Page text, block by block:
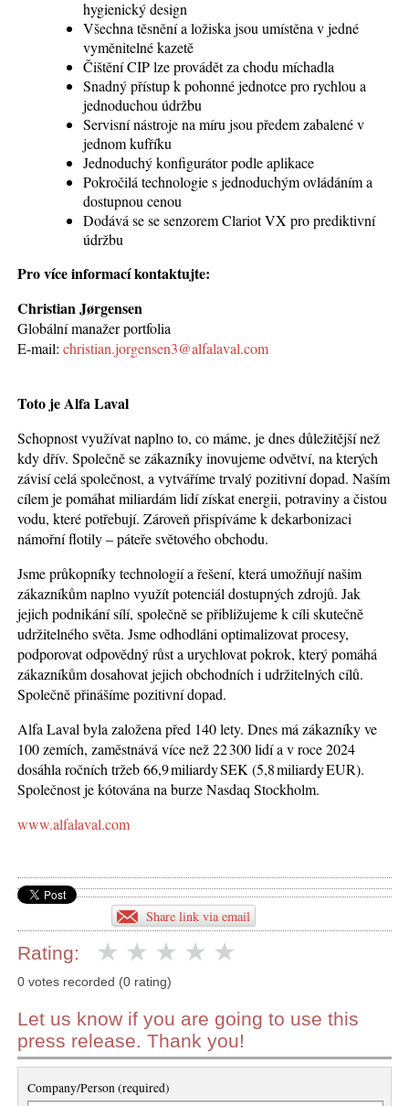
hygienický design
Všechna těsnění a ložiska jsou umístěna v jedné
vyměnitelné kazetě
Čištění CIP lze provádět za chodu míchadla
Snadný přístup k pohonné jednotce pro rychlou a
jednoduchou údržbu
Servisní nástroje na míru jsou předem zabalené v
jednom kufříku
Jednoduchý konfigurátor podle aplikace
Pokročilá technologie s jednoduchým ovládáním a
dostupnou cenou
Dodává se se senzorem Clariot VX pro prediktivní
údržbu
Pro více informací kontaktujte:
Christian Jørgensen
Globální manažer portfolia
E-mail:christian.jorgensen3@alfalaval.com
Toto je Alfa Laval
Schopnost využívat naplno to, co máme, je dnes důležitější než
kdy dřív. Společně se zákazníky inovujeme odvětví, na kterých
závisí celá společnost, a vytváříme trvalý pozitivní dopad. Naším
cílem je pomáhat miliardám lidí získat energii, potraviny a čistou
vodu, které potřebují. Zároveň přispíváme k dekarbonizaci
námořní flotily – páteře světového obchodu.
Jsme průkopníky technologií a řešení, která umožňují našim
zákazníkům naplno využít potenciál dostupných zdrojů. Jak
jejich podnikání sílí, společně se přibližujeme k cíli skutečně
udržitelného světa. Jsme odhodláni optimalizovat procesy,
podporovat odpovědný růst a urychlovat pokrok, který pomáhá
zákazníkům dosahovat jejich obchodních i udržitelných cílů.
Společně přinášíme pozitivní dopad.
Alfa Laval byla založena před 140 lety. Dnes má zákazníky ve
100 zemích, zaměstnává více než 22 300 lidí a v roce 2024
dosáhla ročních tržeb 66,9 miliardy SEK (5,8 miliardy EUR).
Společnost je kótována na burze Nasdaq Stockholm.
www.alfalaval.com
Share link via email
Rating:
0 votes recorded (0 rating)
Let us know if you are going to use this
press release. Thank you!
Company/Person (required)